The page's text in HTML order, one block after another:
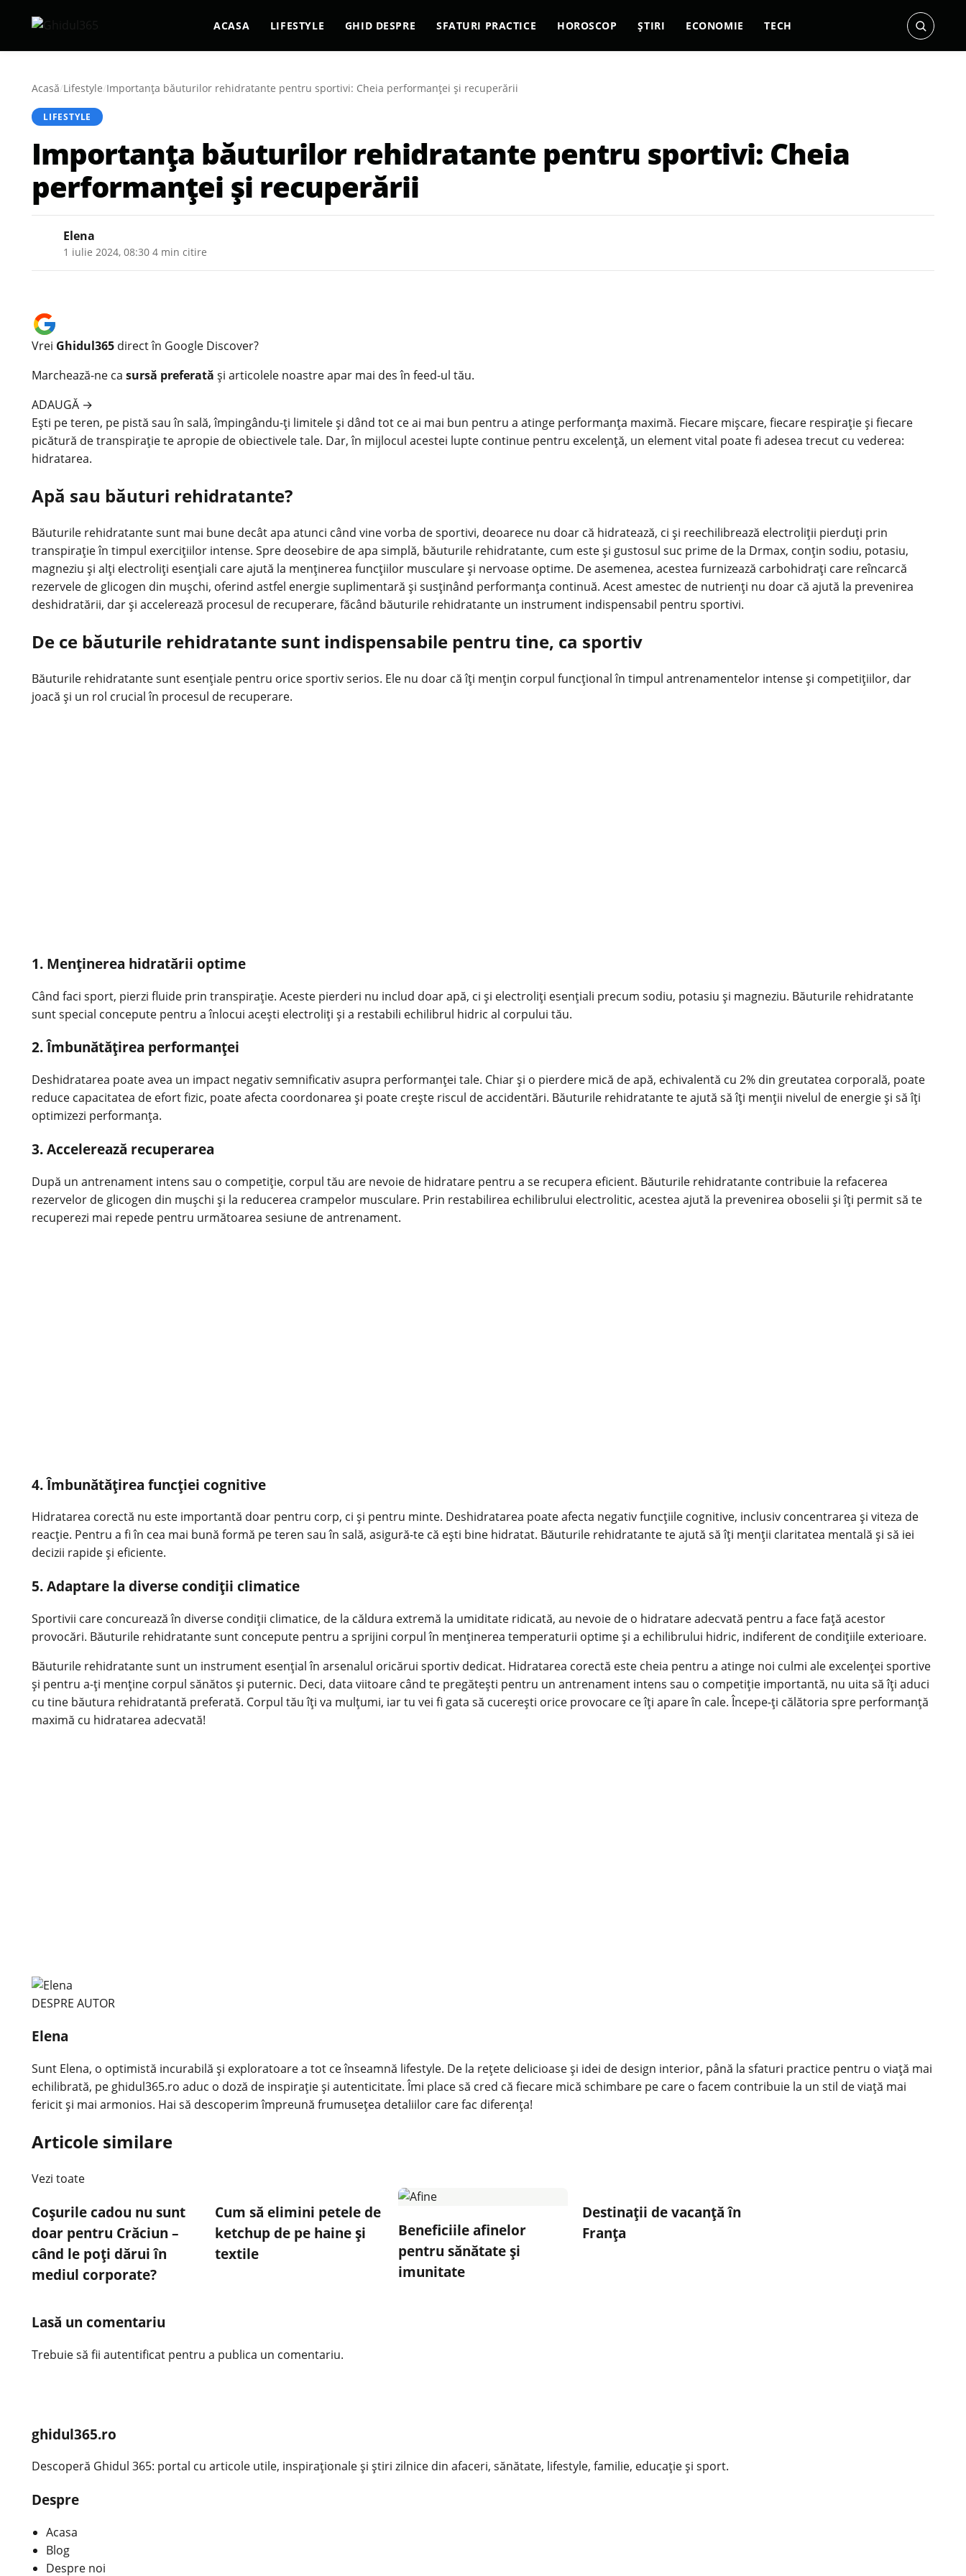
ACASA LIFESTYLE GHID DESPRE SFATURI PRACTICE HOROSCOP ȘTIRI ECONOMIE TECH
Acasă/Lifestyle/Importanța băuturilor rehidratante pentru sportivi: Cheia performanței și recuperării
LIFESTYLE
Importanța băuturilor rehidratante pentru sportivi: Cheia
performanței și recuperării
Elena
1 iulie 2024, 08:30 4 min citire
Vrei Ghidul365 direct în Google Discover?
Marchează-ne ca sursă preferată și articolele noastre apar mai des în feed-ul tău.
ADAUGĂ →
Ești pe teren, pe pistă sau în sală, împingându-ți limitele și dând tot ce ai mai bun pentru a atinge performanța maximă. Fiecare mișcare, fiecare respirație și fiecare
picătură de transpirație te apropie de obiectivele tale. Dar, în mijlocul acestei lupte continue pentru excelență, un element vital poate fi adesea trecut cu vederea:
hidratarea.
Apă sau băuturi rehidratante?
Băuturile rehidratante sunt mai bune decât apa atunci când vine vorba de sportivi, deoarece nu doar că hidratează, ci și reechilibrează electroliții pierduți prin
transpirație în timpul exercițiilor intense. Spre deosebire de apa simplă, băuturile rehidratante, cum este și gustosul suc prime de la Drmax, conțin sodiu, potasiu,
magneziu și alți electroliți esențiali care ajută la menținerea funcțiilor musculare și nervoase optime. De asemenea, acestea furnizează carbohidrați care reîncarcă
rezervele de glicogen din mușchi, oferind astfel energie suplimentară și susținând performanța continuă. Acest amestec de nutrienți nu doar că ajută la prevenirea
deshidratării, dar și accelerează procesul de recuperare, făcând băuturile rehidratante un instrument indispensabil pentru sportivi.
De ce băuturile rehidratante sunt indispensabile pentru tine, ca sportiv
Băuturile rehidratante sunt esențiale pentru orice sportiv serios. Ele nu doar că îți mențin corpul funcțional în timpul antrenamentelor intense și competițiilor, dar
joacă și un rol crucial în procesul de recuperare.
1. Menținerea hidratării optime
Când faci sport, pierzi fluide prin transpirație. Aceste pierderi nu includ doar apă, ci și electroliți esențiali precum sodiu, potasiu și magneziu. Băuturile rehidratante
sunt special concepute pentru a înlocui acești electroliți și a restabili echilibrul hidric al corpului tău.
2. Îmbunătățirea performanței
Deshidratarea poate avea un impact negativ semnificativ asupra performanței tale. Chiar și o pierdere mică de apă, echivalentă cu 2% din greutatea corporală, poate
reduce capacitatea de efort fizic, poate afecta coordonarea și poate crește riscul de accidentări. Băuturile rehidratante te ajută să îți menții nivelul de energie și să îți
optimizezi performanța.
3. Accelerează recuperarea
După un antrenament intens sau o competiție, corpul tău are nevoie de hidratare pentru a se recupera eficient. Băuturile rehidratante contribuie la refacerea
rezervelor de glicogen din mușchi și la reducerea crampelor musculare. Prin restabilirea echilibrului electrolitic, acestea ajută la prevenirea oboselii și îți permit să te
recuperezi mai repede pentru următoarea sesiune de antrenament.
4. Îmbunătățirea funcției cognitive
Hidratarea corectă nu este importantă doar pentru corp, ci și pentru minte. Deshidratarea poate afecta negativ funcțiile cognitive, inclusiv concentrarea și viteza de
reacție. Pentru a fi în cea mai bună formă pe teren sau în sală, asigură-te că ești bine hidratat. Băuturile rehidratante te ajută să îți menții claritatea mentală și să iei
decizii rapide și eficiente.
5. Adaptare la diverse condiții climatice
Sportivii care concurează în diverse condiții climatice, de la căldura extremă la umiditate ridicată, au nevoie de o hidratare adecvată pentru a face față acestor
provocări. Băuturile rehidratante sunt concepute pentru a sprijini corpul în menținerea temperaturii optime și a echilibrului hidric, indiferent de condițiile exterioare.
Băuturile rehidratante sunt un instrument esențial în arsenalul oricărui sportiv dedicat. Hidratarea corectă este cheia pentru a atinge noi culmi ale excelenței sportive
și pentru a-ți menține corpul sănătos și puternic. Deci, data viitoare când te pregătești pentru un antrenament intens sau o competiție importantă, nu uita să îți aduci
cu tine băutura rehidratantă preferată. Corpul tău îți va mulțumi, iar tu vei fi gata să cucerești orice provocare ce îți apare în cale. Începe-ți călătoria spre performanță
maximă cu hidratarea adecvată!
DESPRE AUTOR
Elena
Sunt Elena, o optimistă incurabilă și exploratoare a tot ce înseamnă lifestyle. De la rețete delicioase și idei de design interior, până la sfaturi practice pentru o viață mai
echilibrată, pe ghidul365.ro aduc o doză de inspirație și autenticitate. Îmi place să cred că fiecare mică schimbare pe care o facem contribuie la un stil de viață mai
fericit și mai armonios. Hai să descoperim împreună frumusețea detaliilor care fac diferența!
Articole similare
Vezi toate
Coșurile cadou nu sunt
doar pentru Crăciun –
când le poți dărui în
mediul corporate?
Cum să elimini petele de
ketchup de pe haine și
textile
Beneficiile afinelor
pentru sănătate și
imunitate
Destinații de vacanță în
Franța
Lasă un comentariu
Trebuie să fii autentificat pentru a publica un comentariu.
ghidul365.ro
Descoperă Ghidul 365: portal cu articole utile, inspiraționale și știri zilnice din afaceri, sănătate, lifestyle, familie, educație și sport.
Despre
Acasa
Blog
Despre noi